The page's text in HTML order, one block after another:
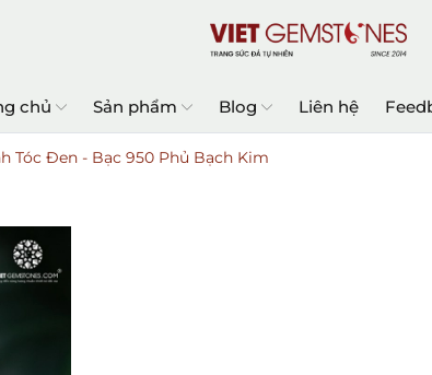
chủ Sản phẩm Blog Liên hệ
Tóc Đen - Bạc 950 Phủ Bạch Kim